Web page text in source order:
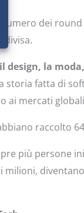
numero dei
design, la
storia fatta di
ai mercati
raccolto
più persone
milioni,